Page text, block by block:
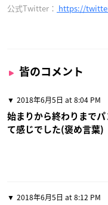
公式Twitter： https://
皆のコメント
2018年6月5日 at 8:04 PM
始まりから終わりまで
て感じでした(褒め言葉)
2018年6月5日 at 8:12 PM